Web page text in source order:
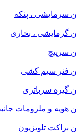
سرمایشی ، پنکه
گرمایشی ، بخاری
سرپیچ
فنر سیم کشی
گیره سرباتری
هویه و ملزومات
براکت تلویزیون